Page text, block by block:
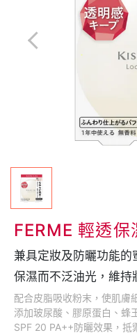
FERME 輕透保
配合皮脂吸收粉末，使肌膚
添加玻尿酸、膠原蛋白、蜂
SPF 20 PA++防曬效果，抵
兼具定妝及防曬功能
保濕而不泛油光，維持